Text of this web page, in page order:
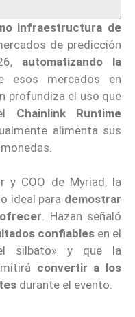
infraestructura de
de predicción
automatizando la
esos mercados en
profundiza el uso que
Chainlink Runtime
alimenta sus
y COO de Myriad, la
ideal para demostrar
. Hazan señaló
confiablesen el
silbato» y que la
convertir a los
durante el evento.